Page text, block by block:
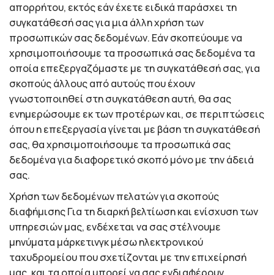
απορρήτου, εκτός εάν έχετε ειδικά παράσχει τη
συγκατάθεσή σας για μια άλλη χρήση των
προσωπικών σας δεδομένων. Εάν σκοπεύουμε να
χρησιμοποιήσουμε τα προσωπικά σας δεδομένα τα
οποία επεξεργαζόμαστε με τη συγκατάθεσή σας, για
σκοπούς άλλους από αυτούς που έχουν
γνωστοποιηθεί στη συγκατάθεση αυτή, θα σας
ενημερώσουμε εκ των προτέρων και, σε περιπτώσεις
όπου η επεξεργασία γίνεται με βάση τη συγκατάθεσή
σας, θα χρησιμοποιήσουμε τα προσωπικά σας
δεδομένα για διαφορετικό σκοπό μόνο με την άδειά
σας.
Χρήση των δεδομένων πελατών για σκοπούς
διαφήμισης Για τη διαρκή βελτίωση και ενίσχυση των
υπηρεσιών μας, ενδέχεται να σας στέλνουμε
μηνύματα μάρκετινγκ μέσω ηλεκτρονικού
ταχυδρομείου που σχετίζονται με την επιχείρησή